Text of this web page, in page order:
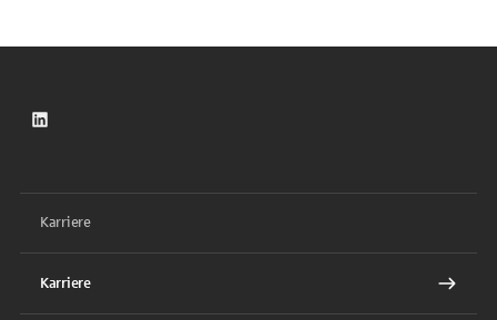
LinkedIn
Karriere
Karriere